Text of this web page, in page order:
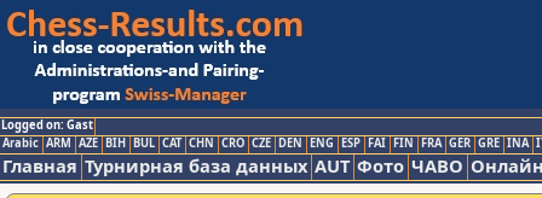
Logged on: Gast
Arabic ARM AZE BIH BUL CAT CHN CRO CZE DEN ENG ESP FAI FIN FRA GER GRE INA
Главная Турнирная база данных AUT Фото ЧАВО